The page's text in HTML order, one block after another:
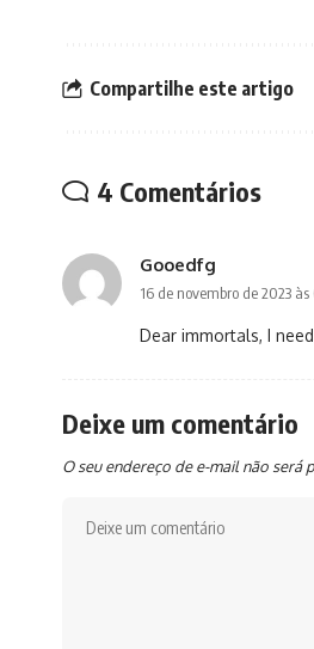
Compartilhe este artigo
4 Comentários
Gooedfg
16 de novembro de 2023 às
Dear immortals, I
Deixe um comentário
O seu endereço de e-mail não será